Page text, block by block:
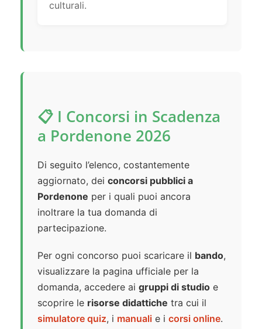
culturali.
📋 I Concorsi in Scadenza
a Pordenone 2026
Di seguito l’elenco, costantemente
aggiornato, dei concorsi pubblici a
Pordenone per i quali puoi ancora
inoltrare la tua domanda di
partecipazione.
Per ogni concorso puoi scaricare il bando,
visualizzare la pagina ufficiale per la
domanda, accedere ai gruppi di studio e
scoprire le risorse didattiche tra cui il
simulatore quiz, i manuali e i corsi online.